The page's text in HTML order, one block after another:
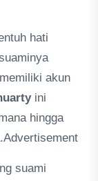
hati
akun
ini
hingga
suami